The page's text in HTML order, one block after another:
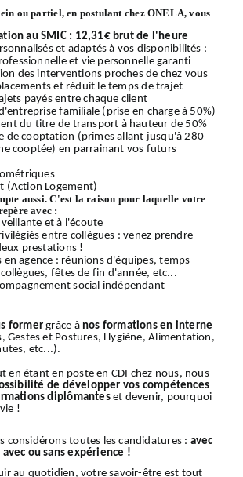
ou partiel, en postulant chez ONELA, vous
au SMIC : 12,31€ brut de l'heure
et adaptés à vos disponibilités :
et vie personnelle garanti
des interventions proches de chez vous
et réduit le temps de trajet
payés entre chaque client
familiale (prise en charge à 50%)
du titre de transport à hauteur de 50%
de cooptation (primes allant jusqu'à 280
cooptée) en parrainant vos futurs
(Action Logement)
aussi. C'est la raison pour laquelle votre
avec :
et à l'écoute
entre collègues : venez prendre
prestations !
en agence : réunions d'équipes, temps
fêtes de fin d'année, etc...
social indépendant
former grâce à nos formations en interne
Gestes et Postures, Hygiène, Alimentation,
etc...).
en étant en poste en CDI chez nous, nous
de développer vos compétences
diplômanteset devenir, pourquoi
!
considérons toutes les candidatures : avec
ou sans expérience !
au quotidien, votre savoir-être est tout